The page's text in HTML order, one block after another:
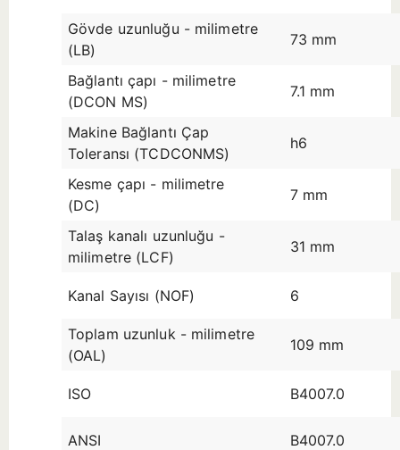
Gövde uzunluğu - milimetre
(LB)
73 mm
Bağlantı çapı - milimetre
(DCON MS)
7.1 mm
Makine Bağlantı Çap
Toleransı (TCDCONMS)
h6
Kesme çapı - milimetre
(DC)
7 mm
Talaş kanalı uzunluğu -
milimetre (LCF)
31 mm
Kanal Sayısı (NOF) 6
Toplam uzunluk - milimetre
(OAL)
109 mm
ISO B4007.0
ANSI B4007.0